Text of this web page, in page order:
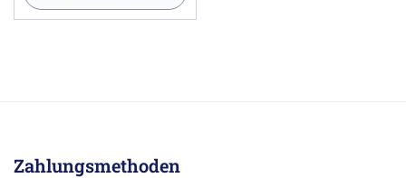
Zahlungsmethoden